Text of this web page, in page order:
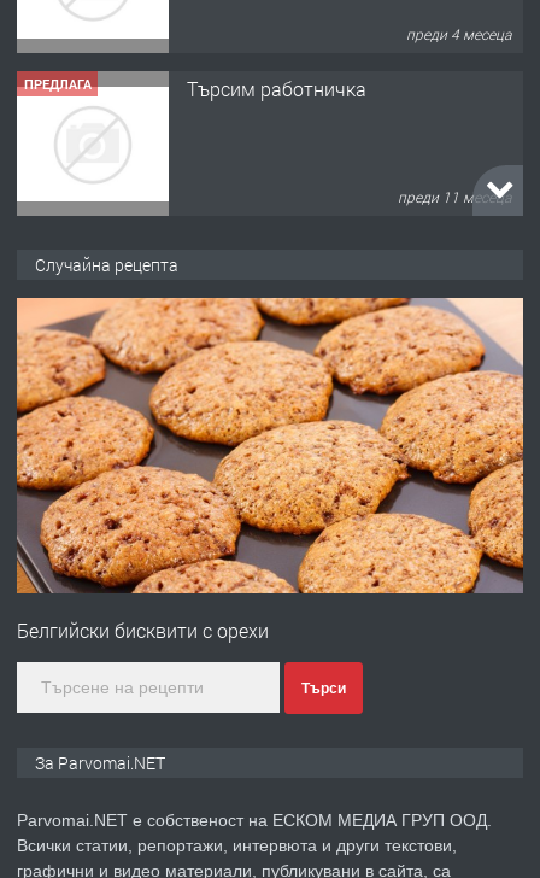
преди 4 месеца
ПРЕДЛАГА Търсим работничка
преди 11 месеца
преди 1 година
ПРЕДЛАГА Работа за общи работници
преди 1 година
ПРЕДЛАГА
Първи поход "По стъпките на Ангел
преди 1 година
Случайна рецепта
Белгийски бисквити с орехи
Търси
За Parvomai.NET
Parvomai.NET е собственост на ЕСКОМ МЕДИА ГРУП ООД.
Всички статии, репортажи, интервюта и други текстови,
графични и видео материали, публикувани в сайта, са